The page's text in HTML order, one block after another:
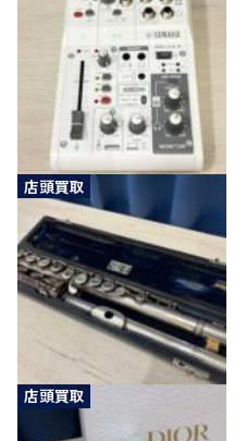
店頭買取
店頭買取